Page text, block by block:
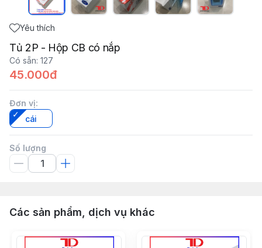
Yêu thích
Tủ 2P - Hộp CB có nắp
Có sẵn: 127
45.000đ
Đơn vị:
cái
Số lượng
Các sản phẩm, dịch vụ khác